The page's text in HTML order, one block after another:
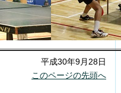
平成30年9月28日
このページの先頭へ